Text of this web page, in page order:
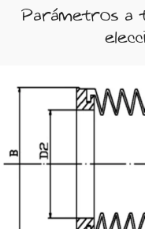
Parámetros a